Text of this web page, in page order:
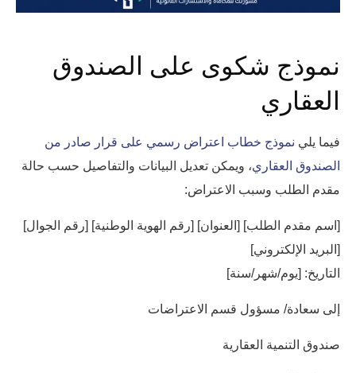
نموذج شكوى على الصندوق
العقاري
فيما يلي نموذج خطاب اعتراض رسمي على قرار صادر من
الصندوق العقاري، ويمكن تعديل البيانات والتفاصيل حسب حالة
مقدم الطلب وسبب الاعتراض:
[اسم مقدم الطلب] [العنوان] [رقم الهوية الوطنية] [رقم الجوال]
[البريد الإلكتروني]
التاريخ: [يوم/شهر/سنة]
إلى سعادة/ مسؤول قسم الاعتراضات
صندوق التنمية العقارية